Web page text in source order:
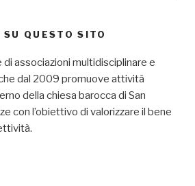
QUESTO SITO
di associazioni multidisciplinare e
dal 2009 promuove attività
della chiesa barocca di San
con l’obiettivo di valorizzare il bene